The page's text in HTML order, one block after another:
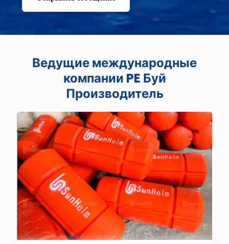
Ведущие международные
компании PE Буй
Производитель